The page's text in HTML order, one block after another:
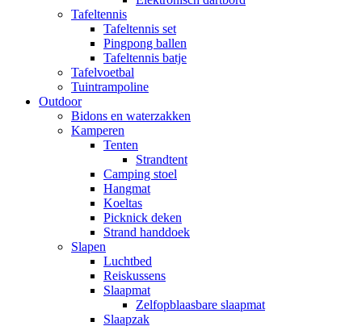
Tafeltennis
Tafeltennis set
Pingpong ballen
Tafeltennis batje
Tafelvoetbal
Tuintrampoline
Outdoor
Bidons en waterzakken
Kamperen
Tenten
Strandtent
Camping stoel
Hangmat
Koeltas
Picknick deken
Strand handdoek
Slapen
Luchtbed
Reiskussens
Slaapmat
Zelfopblaasbare slaapmat
Slaapzak